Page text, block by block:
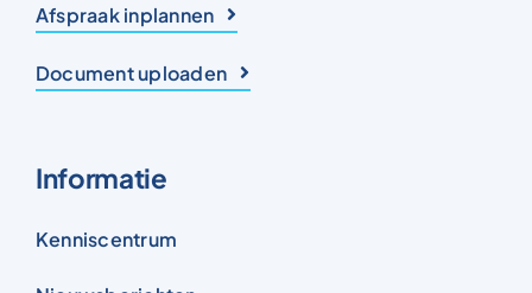
Afspraak inplannen
Document uploaden
Informatie
Kenniscentrum